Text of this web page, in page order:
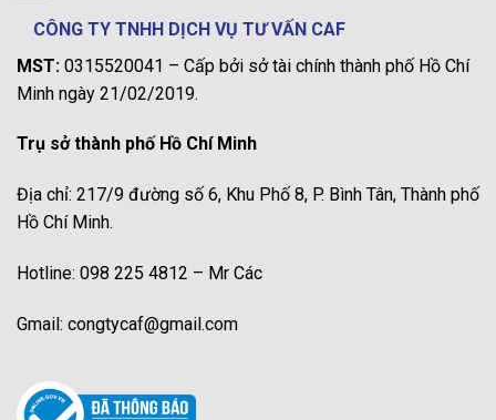
CÔNG TY TNHH DỊCH VỤ TƯ VẤN CAF
MST: 0315520041 – Cấp bởi sở tài chính thành phố Hồ Chí
Minh ngày 21/02/2019.
Trụ sở thành phố Hồ Chí Minh
Địa chỉ: 217/9 đường số 6, Khu Phố 8, P. Bình Tân, Thành phố
Hồ Chí Minh.
Hotline: 098 225 4812 – Mr Các
Gmail: congtycaf@gmail.com